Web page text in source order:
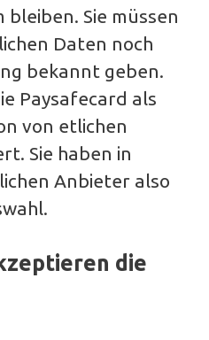
bleiben. Sie müssen
Daten noch
bekannt geben.
Paysafecard als
von etlichen
Sie haben in
Anbieter also
die